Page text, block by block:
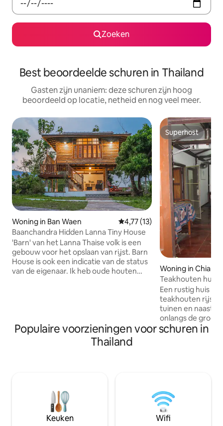
Zoeken
Best beoordeelde schuren in Thailand
Gasten zijn unaniem: deze schuren zijn hoog
beoordeeld op locatie, netheid en nog veel meer.
Woning in Ban Waen Gemiddelde beoordeling van
4,77 (13)
Baanchandra Hidden Lanna Tiny House
'Barn' van het Lanna Thaise volk is een
gebouw voor het opslaan van rijst. Barn
House is ook een indicatie van de status
van de eigenaar. Ik heb oude houten
geschikt voor maximaal 2 personen
tijdens de vakantie en kan luisteren naar
verhalen uit het verleden door dit huis
Superhost
Superhost
Woning in Chiang
Teakhouten huis
Een rustig huis
teakhouten
tuinen en naast een
onlangs de
verdubbeld]. Het
Er zijn een paar
niet de trap op.
bomen
Populaire voorzieningen voor schuren in
Thailand
Keuken Wifi